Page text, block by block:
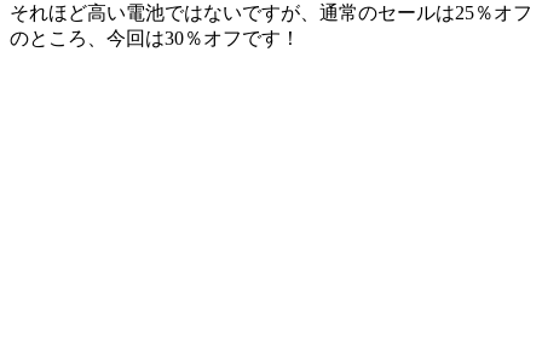
それほど高い電池ではないですが、通常のセールは25％オフ
のところ、今回は30％オフです！